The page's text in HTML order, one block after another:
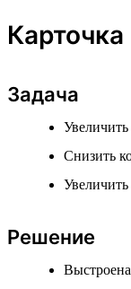
Карточка
Задача
Снизить
Решение